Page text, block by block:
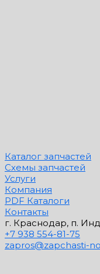
Каталог запчастей
Схемы запчастей
Услуги
Компания
PDF Каталоги
Контакты
г. Краснодар, п.
+7 938 554-81-75
zapros@zapchasti-